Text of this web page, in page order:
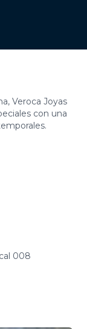
Veroca Joyas
con una
008